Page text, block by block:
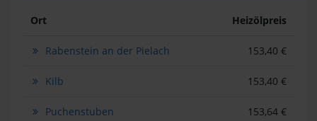
Ort Heizölpreis
Rabenstein an der Pielach 153,40 €
Kilb 153,40 €
Puchenstuben 153,64 €